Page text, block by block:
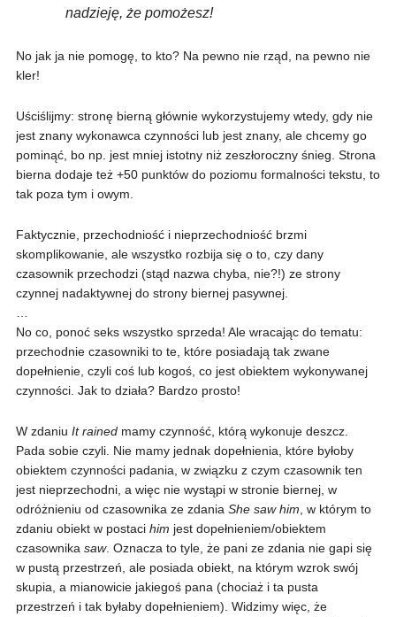
nadzieję, że pomożesz!
No jak ja nie pomogę, to kto? Na pewno nie rząd, na pewno nie
kler!
Uściślijmy: stronę bierną głównie wykorzystujemy wtedy, gdy nie
jest znany wykonawca czynności lub jest znany, ale chcemy go
pominąć, bo np. jest mniej istotny niż zeszłoroczny śnieg. Strona
bierna dodaje też +50 punktów do poziomu formalności tekstu, to
tak poza tym i owym.
Faktycznie, przechodniość i nieprzechodniość brzmi
skomplikowanie, ale wszystko rozbija się o to, czy dany
czasownik przechodzi (stąd nazwa chyba, nie?!) ze strony
czynnej nadaktywnej do strony biernej pasywnej.
…
No co, ponoć seks wszystko sprzeda! Ale wracając do tematu:
przechodnie czasowniki to te, które posiadają tak zwane
dopełnienie, czyli coś lub kogoś, co jest obiektem wykonywanej
czynności. Jak to działa? Bardzo prosto!
W zdaniu It rainedmamy czynność, którą wykonuje deszcz.
Pada sobie czyli. Nie mamy jednak dopełnienia, które byłoby
obiektem czynności padania, w związku z czym czasownik ten
jest nieprzechodni, a więc nie wystąpi w stronie biernej, w
odróżnieniu od czasownika ze zdania She saw him, w którym to
zdaniu obiekt w postaci him jest dopełnieniem/obiektem
czasownika saw. Oznacza to tyle, że pani ze zdania nie gapi się
w pustą przestrzeń, ale posiada obiekt, na którym wzrok swój
skupia, a mianowicie jakiegoś pana (chociaż i ta pusta
przestrzeń i tak byłaby dopełnieniem). Widzimy więc, że